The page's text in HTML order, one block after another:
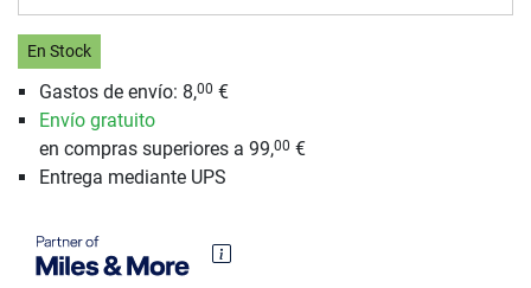
En Stock
Gastos de envío: 8,00 €
Envío gratuito
en compras superiores a 99,00 €
Entrega mediante UPS